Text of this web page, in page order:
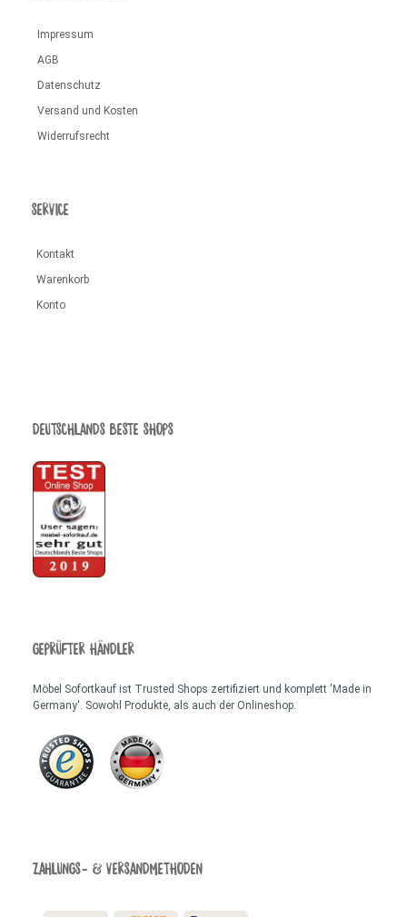
Impressum
AGB
Datenschutz
Versand und Kosten
Widerrufsrecht
SERVICE
Kontakt
Warenkorb
Konto
DEUTSCHLANDS BESTE SHOPS
GEPRÜFTER HÄNDLER
Möbel Sofortkauf ist Trusted Shops zertifiziert und komplett 'Made in
Germany'. Sowohl Produkte, als auch der Onlineshop.
ZAHLUNGS- & VERSANDMETHODEN